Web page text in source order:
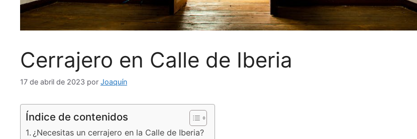
Cerrajero en Calle de Iberia
17 de abril de 2023 por Joaquín
Índice de contenidos
¿Necesitas un cerrajero en la Calle de Iberia?